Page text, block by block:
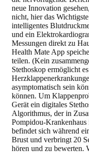
neue Innovation
nicht, hier das
intelligentes
und ein
Messungen direkt zu
Health Mate App
teilen. (Kein
Stethoskop ermöglicht
asymptomatisch sein
können. Um
Gerät ein digitales
Algorithmus, der in
Pompidou-
befindet sich während
Brust und verbringt 20
hören und zu bewerten.